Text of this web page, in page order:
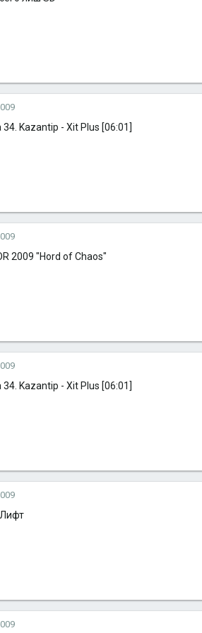
Kazantip - Xit Plus [06:01]
2009 "Hord of Chaos"
Kazantip - Xit Plus [06:01]